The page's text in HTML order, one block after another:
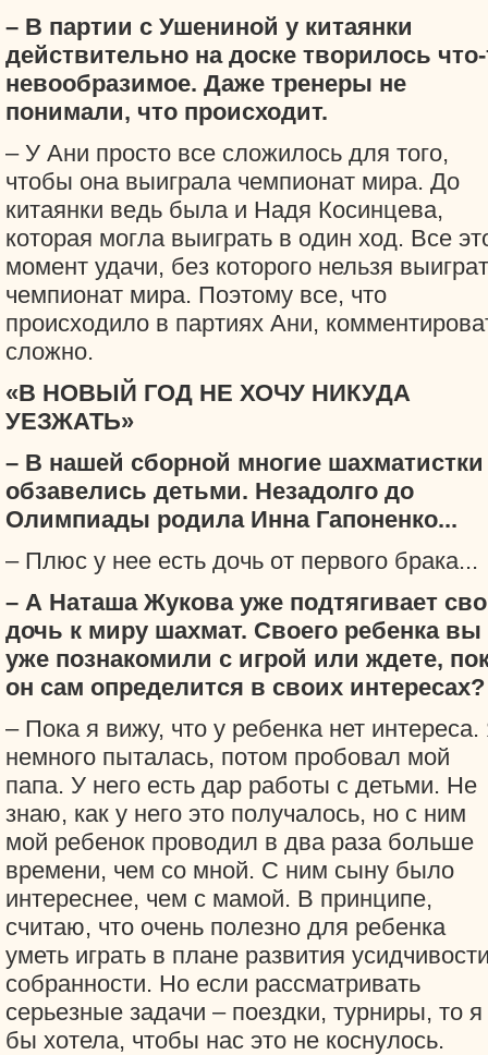
– В партии с Ушениной у китаянки
действительно на доске творилось
невообразимое. Даже тренеры не
понимали, что происходит.
– У Ани просто все сложилось для того,
чтобы она выиграла чемпионат мира. До
китаянки ведь была и Надя Косинцева,
которая могла выиграть в один ход. Все
момент удачи, без которого нельзя
чемпионат мира. Поэтому все, что
происходило в партиях Ани,
сложно.
«В НОВЫЙ ГОД НЕ ХОЧУ НИКУДА
УЕЗЖАТЬ»
– В нашей сборной многие шахматистки
обзавелись детьми. Незадолго до
Олимпиады родила Инна Гапоненко...
– Плюс у нее есть дочь от первого брака...
– А Наташа Жукова уже подтягивает
дочь к миру шахмат. Своего ребенка вы
уже познакомили с игрой или ждете,
он сам определится в своих интересах?
– Пока я вижу, что у ребенка нет
немного пыталась, потом пробовал мой
папа. У него есть дар работы с детьми. Не
знаю, как у него это получалось, но с ним
мой ребенок проводил в два раза больше
времени, чем со мной. С ним сыну было
интереснее, чем с мамой. В принципе,
считаю, что очень полезно для ребенка
уметь играть в плане развития
собранности. Но если рассматривать
серьезные задачи – поездки, турниры, то я
бы хотела, чтобы нас это не коснулось.